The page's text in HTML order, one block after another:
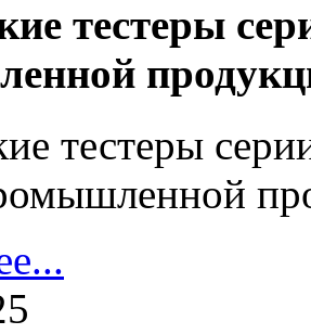
тестеры
тестеры